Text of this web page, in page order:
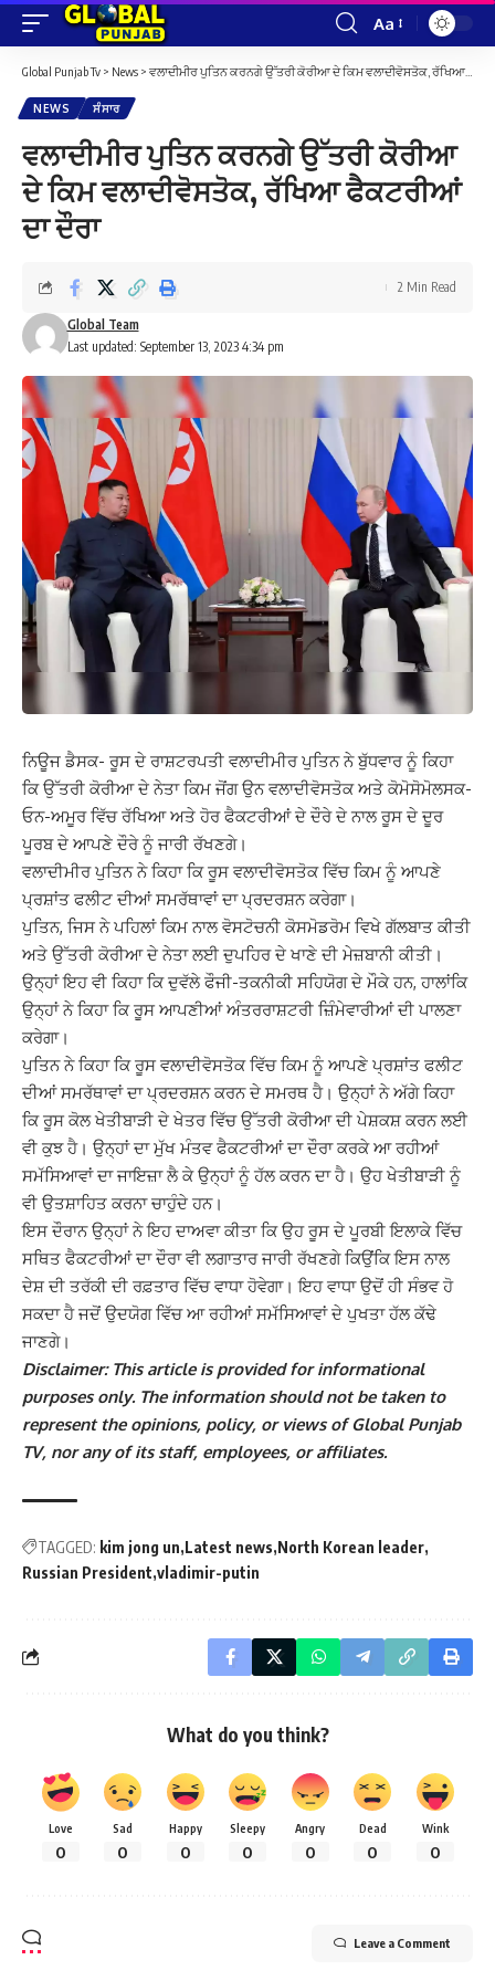
Font
Resizer
Aa
Global Punjab Tv > News > ਵਲਾਦੀਮੀਰ ਪੁਤਿਨ ਕਰਨਗੇ ਉੱਤਰੀ ਕੋਰੀਆ ਦੇ ਕਿਮ ਵਲਾਦੀਵੋਸਤੋਕ, ਰੱਖਿਆ ਫੈਕਟਰੀਆਂ ਦਾ ਦੌਰਾ
NEWS ਸੰਸਾਰ
ਵਲਾਦੀਮੀਰ ਪੁਤਿਨ ਕਰਨਗੇ ਉੱਤਰੀ ਕੋਰੀਆ
ਦੇ ਕਿਮ ਵਲਾਦੀਵੋਸਤੋਕ, ਰੱਖਿਆ ਫੈਕਟਰੀਆਂ
ਦਾ ਦੌਰਾ
Last updated: September 13, 2023 4:34 pm
Global Team
2 Min Read
ਨਿਊਜ ਡੈਸਕ- ਰੂਸ ਦੇ ਰਾਸ਼ਟਰਪਤੀ ਵਲਾਦੀਮੀਰ ਪੁਤਿਨ ਨੇ ਬੁੱਧਵਾਰ ਨੂੰ ਕਿਹਾ
ਕਿ ਉੱਤਰੀ ਕੋਰੀਆ ਦੇ ਨੇਤਾ ਕਿਮ ਜੋਂਗ ਉਨ ਵਲਾਦੀਵੋਸਤੋਕ ਅਤੇ ਕੋਮੋਸੋਮੋਲਸਕ-
ਓਨ-ਅਮੂਰ ਵਿੱਚ ਰੱਖਿਆ ਅਤੇ ਹੋਰ ਫੈਕਟਰੀਆਂ ਦੇ ਦੌਰੇ ਦੇ ਨਾਲ ਰੂਸ ਦੇ ਦੂਰ
ਪੂਰਬ ਦੇ ਆਪਣੇ ਦੌਰੇ ਨੂੰ ਜਾਰੀ ਰੱਖਣਗੇ।
ਵਲਾਦੀਮੀਰ ਪੁਤਿਨ ਨੇ ਕਿਹਾ ਕਿ ਰੂਸ ਵਲਾਦੀਵੋਸਤੋਕ ਵਿੱਚ ਕਿਮ ਨੂੰ ਆਪਣੇ
ਪ੍ਰਸ਼ਾਂਤ ਫਲੀਟ ਦੀਆਂ ਸਮਰੱਥਾਵਾਂ ਦਾ ਪ੍ਰਦਰਸ਼ਨ ਕਰੇਗਾ।
ਪੁਤਿਨ, ਜਿਸ ਨੇ ਪਹਿਲਾਂ ਕਿਮ ਨਾਲ ਵੋਸਟੋਚਨੀ ਕੋਸਮੋਡਰੋਮ ਵਿਖੇ ਗੱਲਬਾਤ ਕੀਤੀ
ਅਤੇ ਉੱਤਰੀ ਕੋਰੀਆ ਦੇ ਨੇਤਾ ਲਈ ਦੁਪਹਿਰ ਦੇ ਖਾਣੇ ਦੀ ਮੇਜ਼ਬਾਨੀ ਕੀਤੀ।
ਉਨ੍ਹਾਂ ਇਹ ਵੀ ਕਿਹਾ ਕਿ ਦੁਵੱਲੇ ਫੌਜੀ-ਤਕਨੀਕੀ ਸਹਿਯੋਗ ਦੇ ਮੌਕੇ ਹਨ, ਹਾਲਾਂਕਿ
ਉਨ੍ਹਾਂ ਨੇ ਕਿਹਾ ਕਿ ਰੂਸ ਆਪਣੀਆਂ ਅੰਤਰਰਾਸ਼ਟਰੀ ਜ਼ਿੰਮੇਵਾਰੀਆਂ ਦੀ ਪਾਲਣਾ
ਕਰੇਗਾ।
ਪੁਤਿਨ ਨੇ ਕਿਹਾ ਕਿ ਰੂਸ ਵਲਾਦੀਵੋਸਤੋਕ ਵਿੱਚ ਕਿਮ ਨੂੰ ਆਪਣੇ ਪ੍ਰਸ਼ਾਂਤ ਫਲੀਟ
ਦੀਆਂ ਸਮਰੱਥਾਵਾਂ ਦਾ ਪ੍ਰਦਰਸ਼ਨ ਕਰਨ ਦੇ ਸਮਰਥ ਹੈ। ਉਨ੍ਹਾਂ ਨੇ ਅੱਗੇ ਕਿਹਾ
ਕਿ ਰੂਸ ਕੋਲ ਖੇਤੀਬਾੜੀ ਦੇ ਖੇਤਰ ਵਿੱਚ ਉੱਤਰੀ ਕੋਰੀਆ ਦੀ ਪੇਸ਼ਕਸ਼ ਕਰਨ ਲਈ
ਵੀ ਕੁਝ ਹੈ। ਉਨ੍ਹਾਂ ਦਾ ਮੁੱਖ ਮੰਤਵ ਫੈਕਟਰੀਆਂ ਦਾ ਦੌਰਾ ਕਰਕੇ ਆ ਰਹੀਆਂ
ਸਮੱਸਿਆਵਾਂ ਦਾ ਜਾਇਜ਼ਾ ਲੈ ਕੇ ਉਨ੍ਹਾਂ ਨੂੰ ਹੱਲ ਕਰਨ ਦਾ ਹੈ। ਉਹ ਖੇਤੀਬਾੜੀ ਨੂੰ
ਵੀ ਉਤਸ਼ਾਹਿਤ ਕਰਨਾ ਚਾਹੁੰਦੇ ਹਨ।
ਇਸ ਦੌਰਾਨ ਉਨ੍ਹਾਂ ਨੇ ਇਹ ਦਾਅਵਾ ਕੀਤਾ ਕਿ ਉਹ ਰੂਸ ਦੇ ਪੂਰਬੀ ਇਲਾਕੇ ਵਿੱਚ
ਸਥਿਤ ਫੈਕਟਰੀਆਂ ਦਾ ਦੌਰਾ ਵੀ ਲਗਾਤਾਰ ਜਾਰੀ ਰੱਖਣਗੇ ਕਿਉਂਕਿ ਇਸ ਨਾਲ
ਦੇਸ਼ ਦੀ ਤਰੱਕੀ ਦੀ ਰਫ਼ਤਾਰ ਵਿੱਚ ਵਾਧਾ ਹੋਵੇਗਾ। ਇਹ ਵਾਧਾ ਉਦੋਂ ਹੀ ਸੰਭਵ ਹੋ
ਸਕਦਾ ਹੈ ਜਦੋਂ ਉਦਯੋਗ ਵਿੱਚ ਆ ਰਹੀਆਂ ਸਮੱਸਿਆਵਾਂ ਦੇ ਪੁਖਤਾ ਹੱਲ ਕੱਢੇ
ਜਾਣਗੇ।
Disclaimer: This article is provided for informational
purposes only. The information should not be taken to
represent the opinions, policy, or views of Global Punjab
TV, nor any of its staff, employees, or affiliates.
TAGGED: kim jong un Latest news North Korean leader
Russian President vladimir-putin
What do you think?
Love
0
Sad
0
Happy
0
Sleepy
0
Angry
0
Dead
0
Wink
0
Leave a Comment